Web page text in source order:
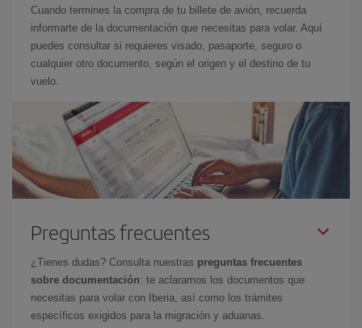
Cuando termines la compra de tu billete de avión, recuerda
informarte de la documentación que necesitas para volar. Aquí
puedes consultar si requieres visado, pasaporte, seguro o
cualquier otro documento, según el origen y el destino de tu
vuelo.
Preguntas frecuentes
¿Tienes dudas? Consulta nuestras preguntas frecuentes
sobre documentación: te aclaramos los documentos que
necesitas para volar con Iberia, así como los trámites
específicos exigidos para la migración y aduanas.